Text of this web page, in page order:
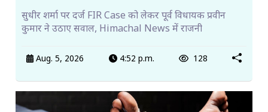
सुधीर शर्मा पर दर्ज FIR Case को लेकर पूर्व विधायक प्रवीन
कुमार ने उठाए सवाल, Himachal News में राजनी
Aug. 5, 2026 4:52 p.m. 128